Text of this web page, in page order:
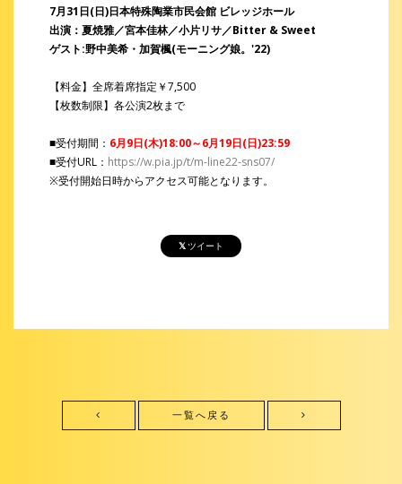
7月31日(日)日本特殊陶業市民会館 ビレッジホール
出演：夏焼雅／宮本佳林／小片リサ／Bitter & Sweet
ゲスト:野中美希・加賀楓(モーニング娘。'22)
【料金】全席着席指定￥7,500
【枚数制限】各公演2枚まで
■受付期間： 6月9日(木)18:00～6月19日(日)23:59
■受付URL： https://w.pia.jp/t/m-line22-sns07/
※受付開始日時からアクセス可能となります。
ツイート
一覧へ戻る